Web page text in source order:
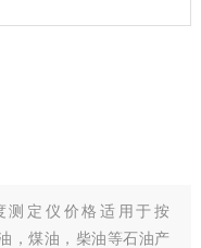
测定仪价格适用于按
，煤油，柴油等石油产